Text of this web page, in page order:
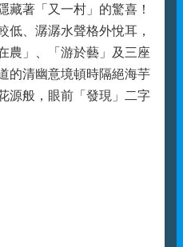
藏著「又一村」的驚喜！
低、潺潺水聲格外悅耳，
農」、「游於藝」及三座
的清幽意境頓時隔絕海芋
源般，眼前「發現」二字